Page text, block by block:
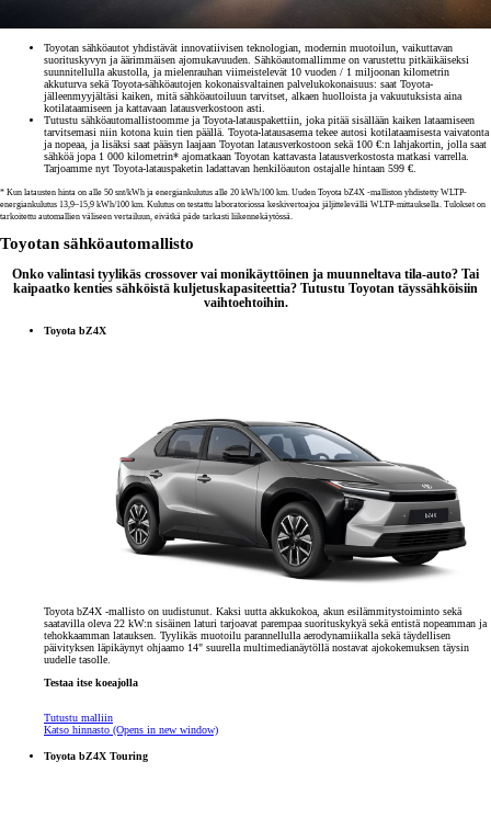
Toyotan sähköautot yhdistävät innovatiivisen teknologian, modernin muotoilun, vaikuttavan
suorituskyvyn ja äärimmäisen ajomukavuuden. Sähköautomallimme on varustettu pitkäikäiseksi
suunnitellulla akustolla, ja mielenrauhan viimeistelevät 10 vuoden / 1 miljoonan kilometrin
akkuturva sekä Toyota-sähköautojen kokonaisvaltainen palvelukokonaisuus: saat Toyota-
jälleenmyyjältäsi kaiken, mitä sähköautoiluun tarvitset, alkaen huolloista ja vakuutuksista aina
kotilataamiseen ja kattavaan latausverkostoon asti.
Tutustu sähköautomallistoomme ja Toyota-latauspakettiin, joka pitää sisällään kaiken lataamiseen
tarvitsemasi niin kotona kuin tien päällä. Toyota-latausasema tekee autosi kotilataamisesta vaivatonta
ja nopeaa, ja lisäksi saat pääsyn laajaan Toyotan latausverkostoon sekä 100 €:n lahjakortin, jolla saat
sähköä jopa 1 000 kilometrin* ajomatkaan Toyotan kattavasta latausverkostosta matkasi varrella.
Tarjoamme nyt Toyota-latauspaketin ladattavan henkilöauton ostajalle hintaan 599 €.
* Kun latausten hinta on alle 50 snt/kWh ja energiankulutus alle 20 kWh/100 km. Uuden Toyota bZ4X -malliston yhdistetty WLTP-
energiankulutus 13,9–15,9 kWh/100 km. Kulutus on testattu laboratoriossa keskivertoajoa jäljittelevällä WLTP-mittauksella. Tulokset on
tarkoitettu automallien väliseen vertailuun, eivätkä päde tarkasti liikennekäytössä.
Toyotan sähköautomallisto
Onko valintasi tyylikäs crossover vai monikäyttöinen ja muunneltava tila-auto? Tai
kaipaatko kenties sähköistä kuljetuskapasiteettia? Tutustu Toyotan täyssähköisiin
vaihtoehtoihin.
Toyota bZ4X
Toyota bZ4X -mallisto on uudistunut. Kaksi uutta akkukokoa, akun esilämmitystoiminto sekä
saatavilla oleva 22 kW:n sisäinen laturi tarjoavat parempaa suorituskykyä sekä entistä nopeamman ja
tehokkaamman latauksen. Tyylikäs muotoilu parannellulla aerodynamiikalla sekä täydellisen
päivityksen läpikäynyt ohjaamo 14" suurella multimedianäytöllä nostavat ajokokemuksen täysin
uudelle tasolle.
Testaa itse koeajolla
Tutustu malliin
Katso hinnasto (Opens in new window)
Toyota bZ4X Touring